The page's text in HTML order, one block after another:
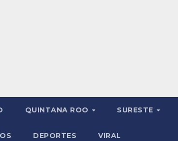
QUINTANA ROO SURESTE
DEPORTES VIRAL